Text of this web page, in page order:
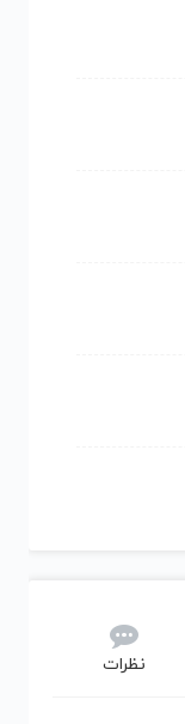
نظرات